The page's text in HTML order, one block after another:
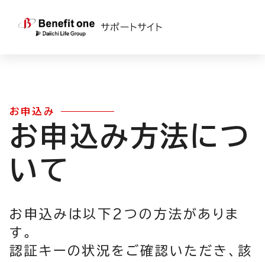
サポートサイト
> お申込み方法について
お申込み
お申込み方法につ
いて
お申込みは以下2つの方法がありま
す。
認証キーの状況をご確認いただき、該